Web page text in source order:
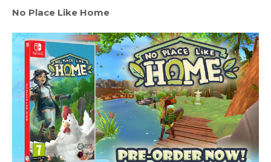
No Place Like Home